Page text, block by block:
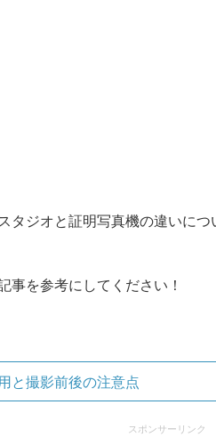
タジオと証明写真機の違いにつ
事を参考にしてください！
と撮影前後の注意点
スポンサーリンク